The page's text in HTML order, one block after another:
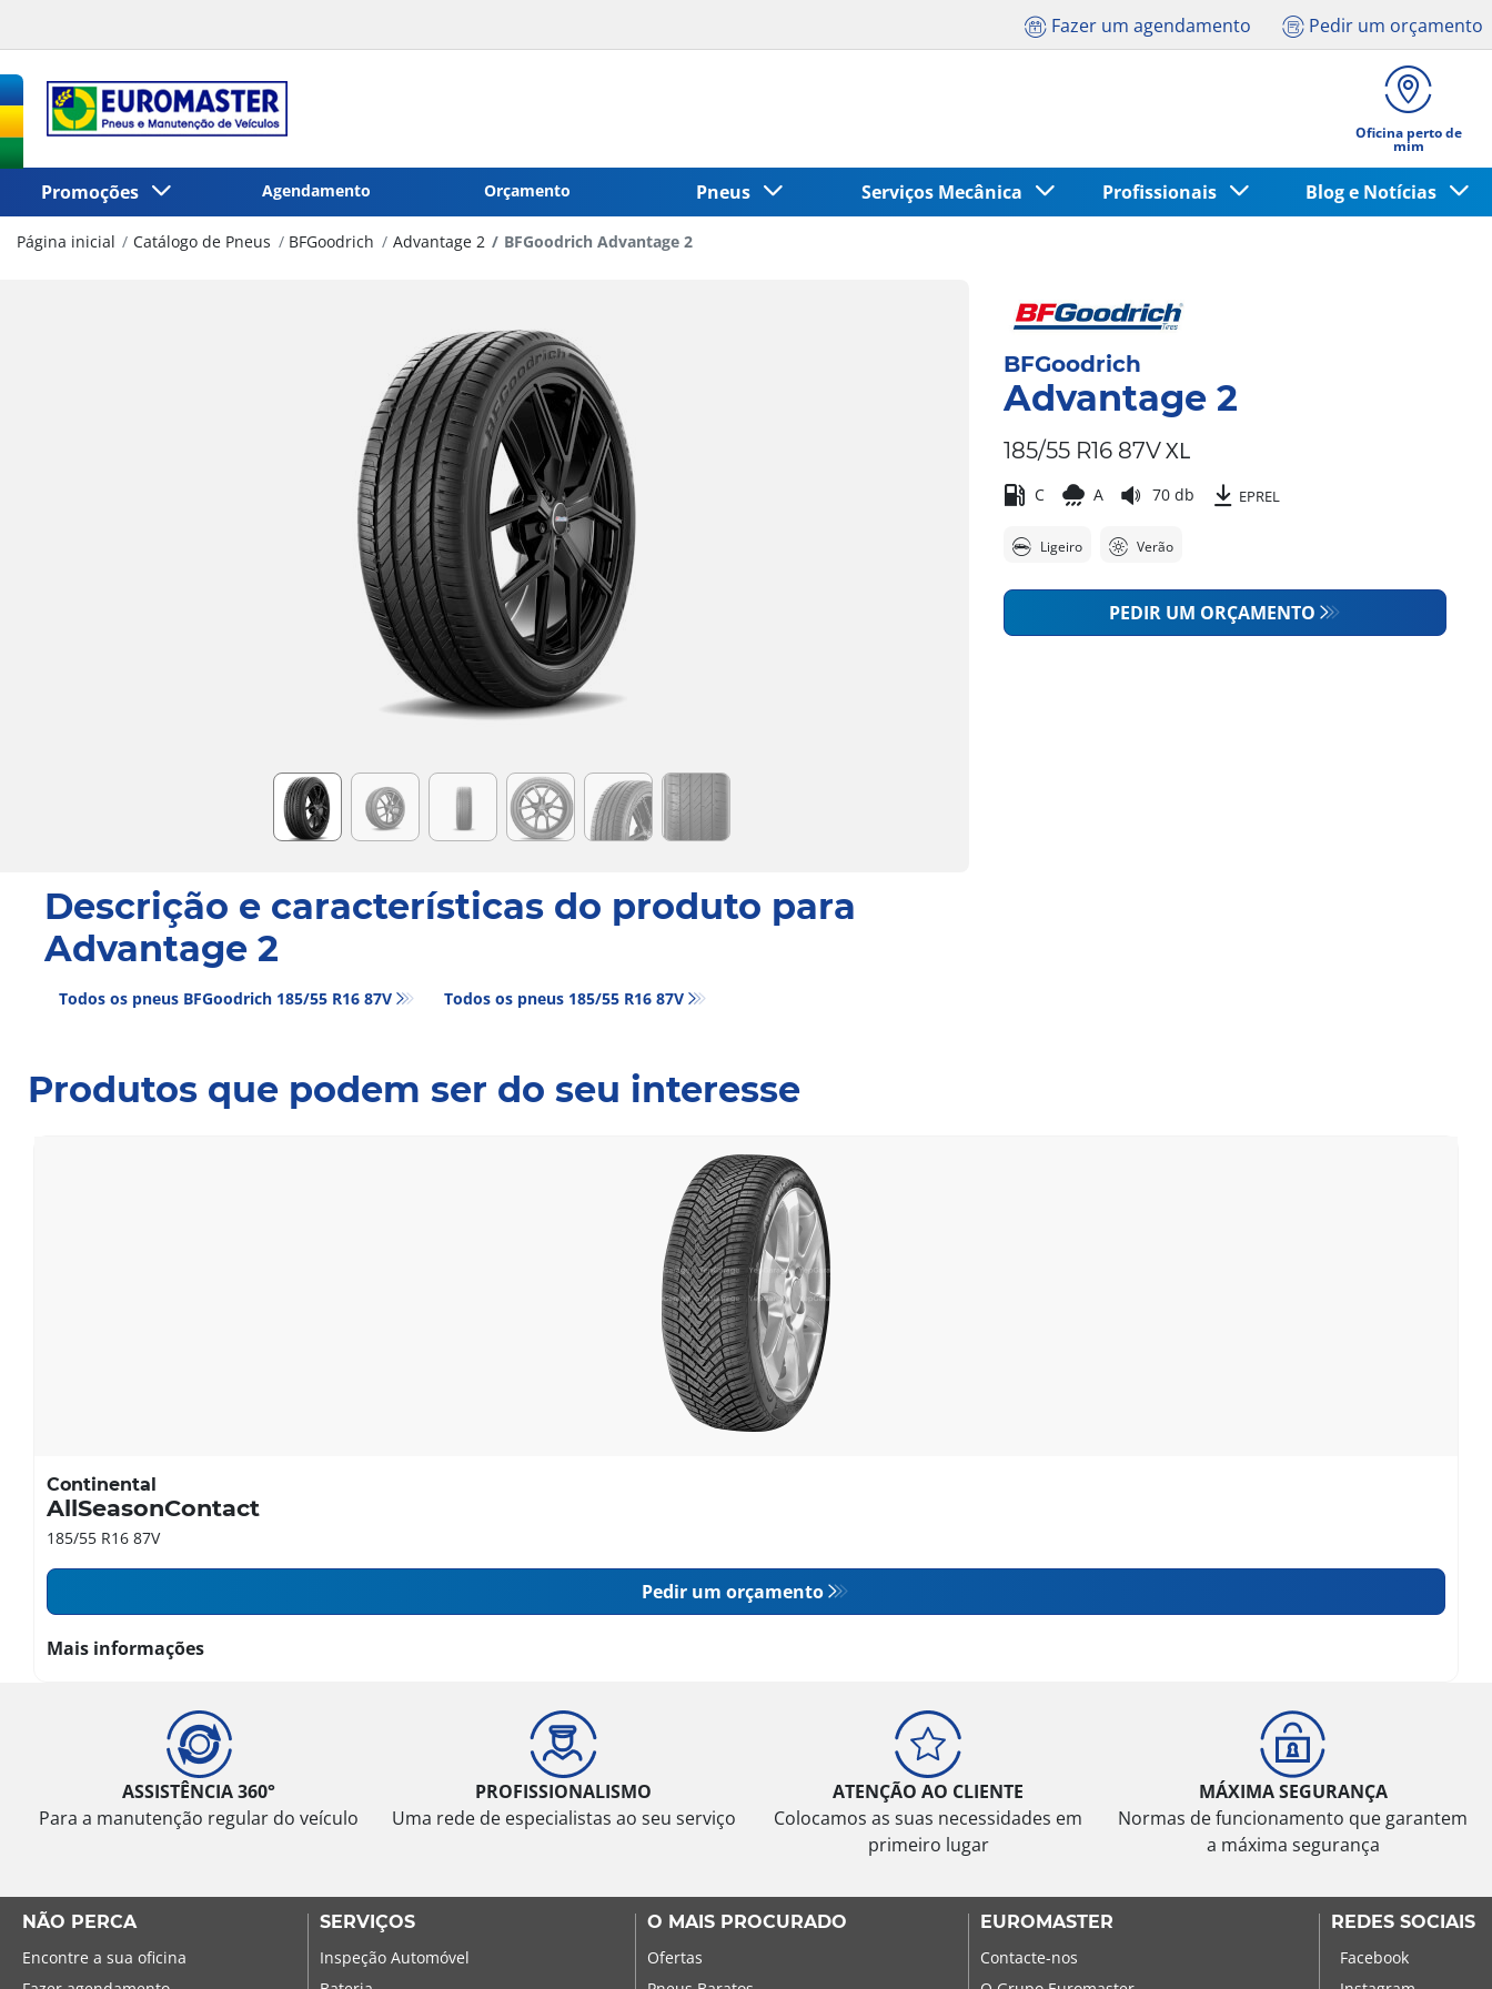
Fazer um agendamento Pedir um orçamento
Oficina perto de
mim
Promoções Agendamento Orçamento Pneus Serviços Mecânica Profissionais Blog e Notícias
Página inicial Catálogo de Pneus BFGoodrich Advantage 2 BFGoodrich Advantage 2
Descrição e características do produto para
Advantage 2
Todos os pneus BFGoodrich 185/55 R16 87V Todos os pneus‎ 185/55 R16 87V
BFGoodrich
Advantage 2
185/55 R16 87VXL
C A 70 db EPREL
Ligeiro Verão
PEDIR UM ORÇAMENTO
Produtos que podem ser do seu interesse
Continental
AllSeasonContact
185/55 R16 87V
Pedir um orçamento
Mais informações
ASSISTÊNCIA 360°
Para a manutenção regular do veículo
PROFISSIONALISMO
Uma rede de especialistas ao seu serviço
ATENÇÃO AO CLIENTE
Colocamos as suas necessidades em
primeiro lugar
MÁXIMA SEGURANÇA
Normas de funcionamento que garantem
a máxima segurança
NÃO PERCA
Encontre a sua oficina
SERVIÇOS
Inspeção Automóvel
O MAIS PROCURADO
Ofertas
EUROMASTER
Contacte-nos
REDES SOCIAIS
Facebook